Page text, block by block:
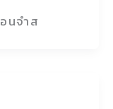
นจำส